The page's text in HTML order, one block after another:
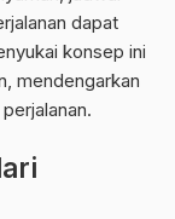
dapat
konsep ini
mendengarkan